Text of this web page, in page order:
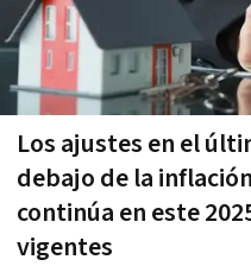
Los ajustes en el
debajo de la
continúa en este
vigentes